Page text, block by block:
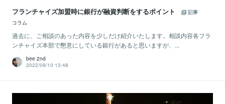
フランチャイズ加盟時に銀行が融資判断をするポイント
記事
コラム
過去に、ご相談のあった内容を少しだけ紹介いたします。相談内容各フラ
ンチャイズ本部で懇意にしている銀行があると思いますが、...
bee 2nd
2022/09/10 13:48